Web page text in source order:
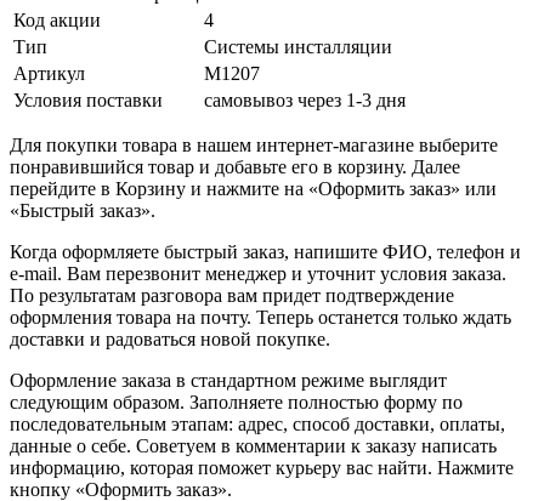
Код акции
4
Тип
Системы инсталляции
Артикул
M1207
Условия поставки
самовывоз через 1-3 дня
Для покупки товара в нашем интернет-магазине выберите
понравившийся товар и добавьте его в корзину. Далее
перейдите в Корзину и нажмите на «Оформить заказ» или
«Быстрый заказ».
Когда оформляете быстрый заказ, напишите ФИО, телефон и
e-mail. Вам перезвонит менеджер и уточнит условия заказа.
По результатам разговора вам придет подтверждение
оформления товара на почту. Теперь останется только ждать
доставки и радоваться новой покупке.
Оформление заказа в стандартном режиме выглядит
следующим образом. Заполняете полностью форму по
последовательным этапам: адрес, способ доставки, оплаты,
данные о себе. Советуем в комментарии к заказу написать
информацию, которая поможет курьеру вас найти. Нажмите
кнопку «Оформить заказ».